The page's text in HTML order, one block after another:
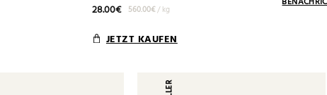
28.00€ 560.00€/kg
JETZT KAUFEN